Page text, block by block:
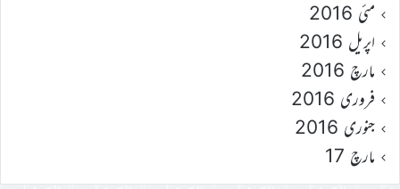
مئی 2016
اپریل 2016
مارچ 2016
فروری 2016
جنوری 2016
مارچ 17